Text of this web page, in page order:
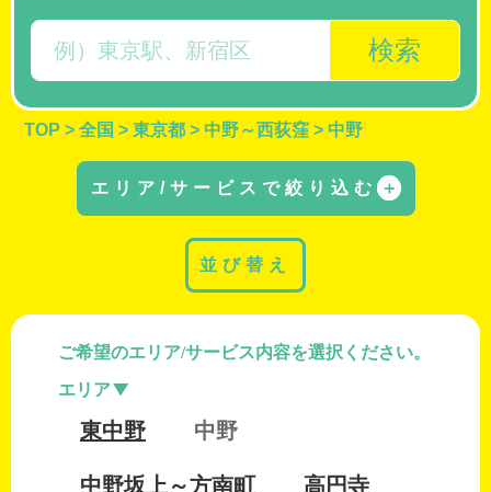
検索
TOP > 全国 > 東京都 > 中野～西荻窪 > 中野
エリア/サービスで絞り込む ＋
ご希望のエリア/サービス内容を選択ください。
エリア
東中野 中野
中野坂上～方南町 高円寺
並び替え